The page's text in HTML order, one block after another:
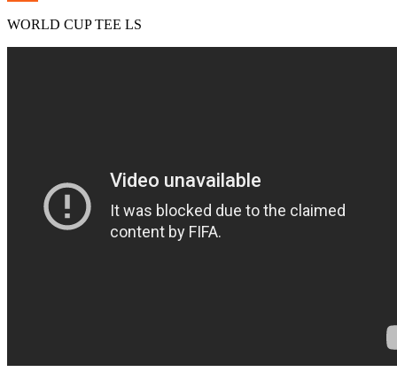
WORLD CUP TEE LS